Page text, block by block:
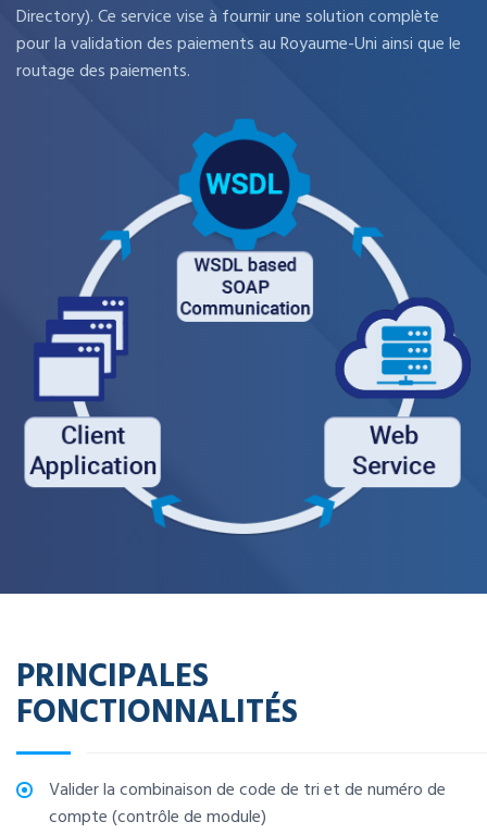
Directory). Ce service vise à fournir une solution complète
pour la validation des paiements au Royaume-Uni ainsi que le
routage des paiements.
PRINCIPALES
FONCTIONNALITÉS
Valider la combinaison de code de tri et de numéro de
compte (contrôle de module)